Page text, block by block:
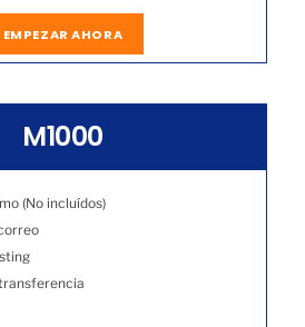
EMPEZAR AHORA
M1000
(No incluídos)